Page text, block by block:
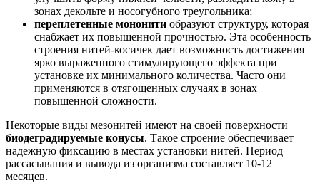
зонах декольте и носогубного треугольника;
переплетенные мононити образуют структуру, которая
снабжает их повышенной прочностью. Эта особенность
строения нитей-косичек дает возможность достижения
ярко выраженного стимулирующего эффекта при
установке их минимального количества. Часто они
применяются в отягощенных случаях в зонах
повышенной сложности.
Некоторые виды мезонитей имеют на своей поверхности
биодеградируемые конусы. Такое строение обеспечивает
надежную фиксацию в местах установки нитей. Период
рассасывания и вывода из организма составляет 10-12
месяцев.